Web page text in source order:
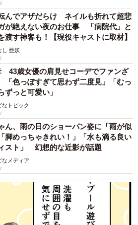
んでアザだらけ ネイルも折れて超悲
絶えない夜のお仕事 「病院代」と
渡す神客も！【現役キャストに取材】
し 亜妖
43歳女優の肩見せコーデでファンざ
色っぽすぎて思わず二度見」「むっ
ずっと可愛い」
なトピック
ん、雨の日のショーパン姿に「雨が似
脚めっちゃきれい！」「水も滴る良い
スト」 幻想的な近影が話題
なメディア